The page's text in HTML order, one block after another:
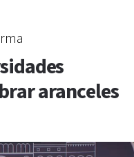
aranceles